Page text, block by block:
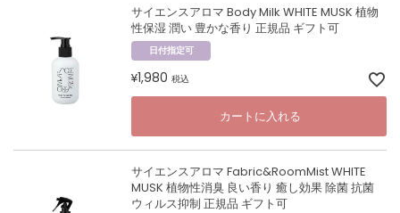
サイエンスアロマ Body Milk WHITE MUSK 植物
性保湿 潤い 豊かな香り 正規品 ギフト可
日付指定可
¥1,980 税込
カートに入れる
サイエンスアロマ Fabric&RoomMist WHITE
MUSK 植物性消臭 良い香り 癒し効果 除菌 抗菌
ウィルス抑制 正規品 ギフト可